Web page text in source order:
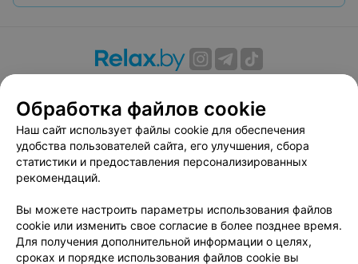
Вакансии
Публичный договор
Способы оплаты
Публичный договор по использованию сервиса
«Афиша»
Пользовательское соглашение
Связаться по вопросам сотрудничества
Написать руководителю relax.by
Персональные настройки cookie
Обработка файлов cookie
Наш сайт использует файлы cookie для обеспечения
удобства пользователей сайта, его улучшения, сбора
статистики и предоставления персонализированных
рекомендаций.
Вы можете настроить параметры использования файлов
cookie или изменить свое согласие в более позднее время.
Для получения дополнительной информации о целях,
сроках и порядке использования файлов cookie вы